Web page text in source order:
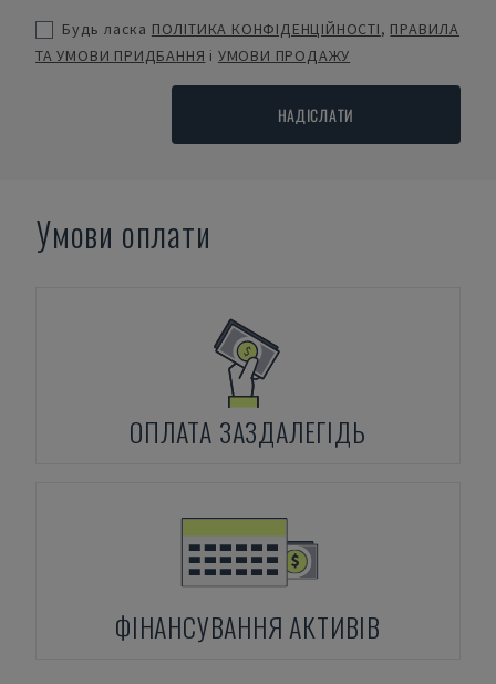
Будь ласка ПОЛІТИКА КОНФІДЕНЦІЙНОСТІ, ПРАВИЛА
ТА УМОВИ ПРИДБАННЯ і УМОВИ ПРОДАЖУ
НАДІСЛАТИ
Умови оплати
ОПЛАТА ЗАЗДАЛЕГІДЬ
ФІНАНСУВАННЯ АКТИВІВ